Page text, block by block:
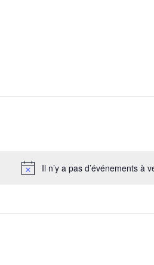
Notice
Il n’y a pas d’événements à